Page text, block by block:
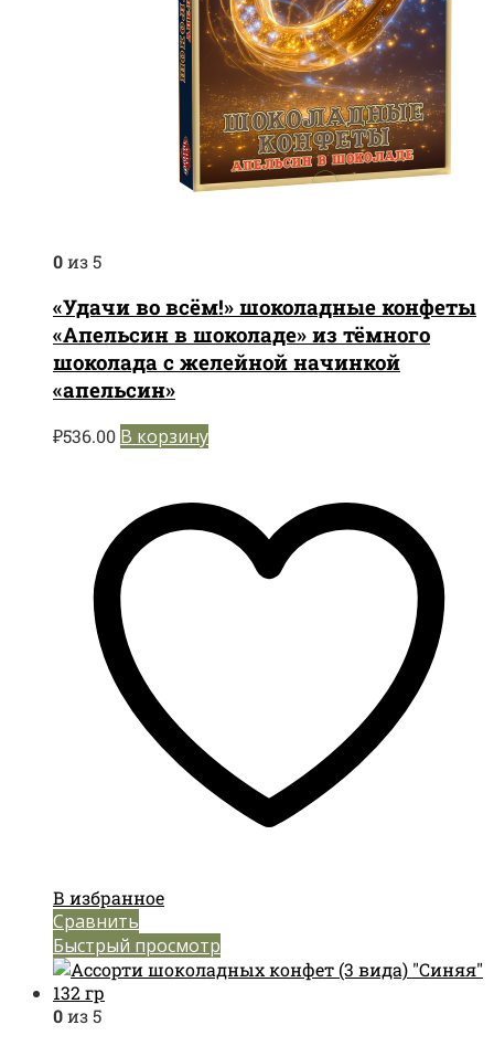
0из 5
«Удачи во всём!» шоколадные конфеты
«Апельсин в шоколаде» из тёмного
шоколада с желейной начинкой
«апельсин»
₽536.00 В корзину
В избранное
Сравнить
Быстрый просмотр
0из 5